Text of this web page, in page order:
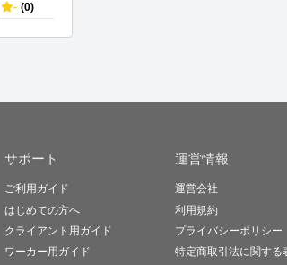
- (0)
サポート
ご利用ガイド
はじめての方へ
クライアント用ガイド
ワーカー用ガイド
運営情報
運営会社
利用規約
プライバシーポリシー
特定商取引法に関する